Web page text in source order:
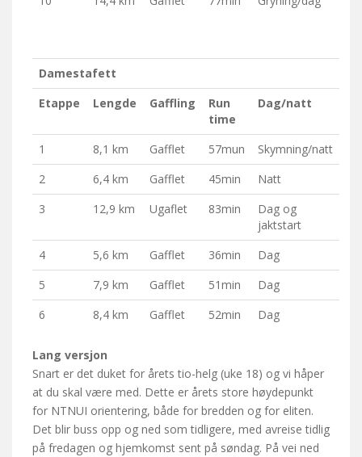
Damestafett
Etappe
Lengde Gaffling
Run
time
Dag/natt
1 8,1 km Gafflet 57mun
Skymning/natt
2
6,4 km Gafflet 45min
Natt
3
12,9 km Ugaflet 83min
Dag og
jaktstart
4
5,6 km Gafflet 36min
Dag
5
7,9 km Gafflet 51min
Dag
6
8,4 km Gafflet 52min Dag
Lang versjon
Snart er det duket for årets tio-helg (uke 18) og vi håper
at du skal være med. Dette er årets store høydepunkt
for NTNUI orientering, både for bredden og for eliten.
Det blir buss opp og ned som tidligere, med avreise tidlig
på fredagen og hjemkomst sent på søndag. På vei ned